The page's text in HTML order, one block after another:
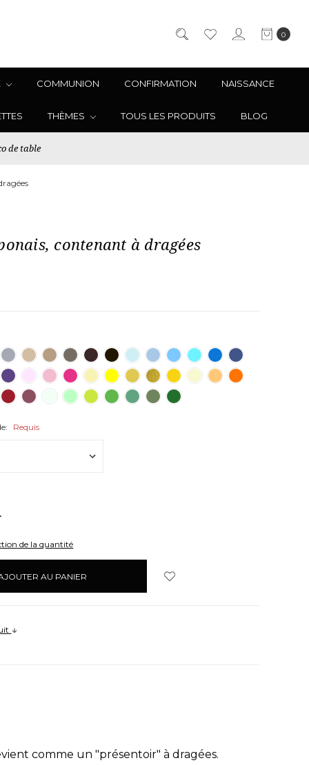
0
COMMUNION CONFIRMATION NAISSANCE
THÈMES TOUS LES PRODUITS BLOG
de table
contenant à dragées
Requis
de la quantité
comme un "présentoir" à dragées.